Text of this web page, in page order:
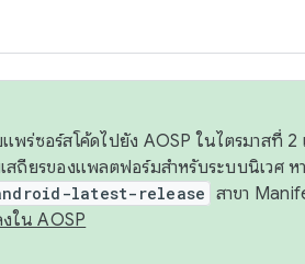
พร่ซอร์สโค้ดไปยัง AOSP ในไตรมาสที่
ถียรของแพลตฟอร์มสำหรับระบบนิเวศ ห
latest-release สาขา
ใน AOSP